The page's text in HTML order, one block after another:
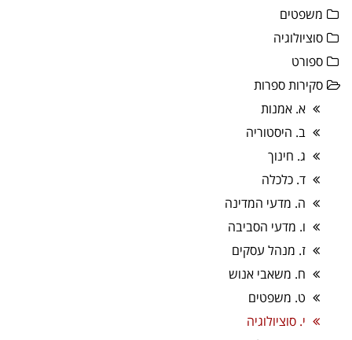
משפטים
סוציולוגיה
ספורט
סקירות ספרות
א. אמנות
ב. היסטוריה
ג. חינוך
ד. כלכלה
ה. מדעי המדינה
ו. מדעי הסביבה
ז. מנהל עסקים
ח. משאבי אנוש
ט. משפטים
י. סוציולוגיה